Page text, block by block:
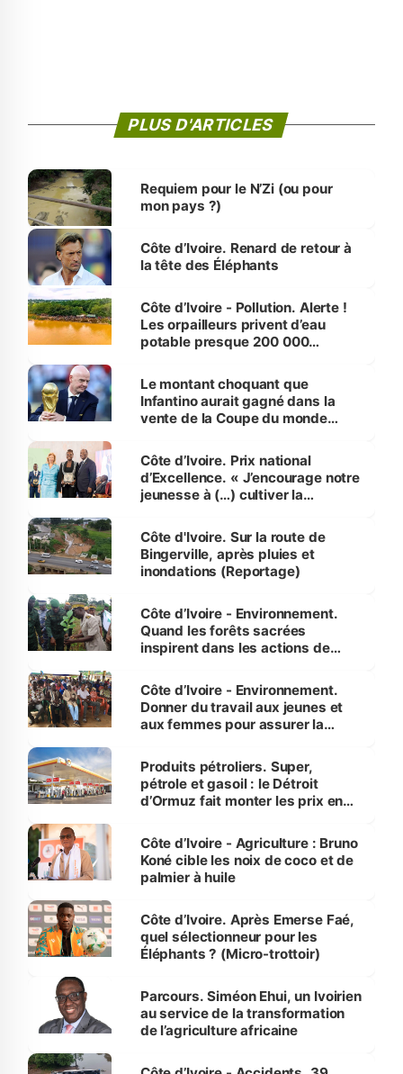
PLUS D'ARTICLES
Requiem pour le N’Zi (ou pour
mon pays ?)
Côte d’Ivoire. Renard de retour à
la tête des Éléphants
Côte d’Ivoire - Pollution. Alerte !
Les orpailleurs privent d’eau
potable presque 200 000
Le montant choquant que
Infantino aurait gagné dans la
vente de la Coupe du monde
Côte d’Ivoire. Prix national
d’Excellence. « J’encourage notre
jeunesse à (…) cultiver la
(Alassane Ouattara
Côte d'Ivoire. Sur la route de
Bingerville, après pluies et
inondations (Reportage)
Côte d’Ivoire - Environnement.
Quand les forêts sacrées
inspirent dans les actions de
Côte d’Ivoire - Environnement.
Donner du travail aux jeunes et
aux femmes pour assurer la
menacées
Produits pétroliers. Super,
pétrole et gasoil : le Détroit
d’Ormuz fait monter les prix en
Côte d’Ivoire - Agriculture : Bruno
Koné cible les noix de coco et de
palmier à huile
Côte d’Ivoire. Après Emerse Faé,
quel sélectionneur pour les
Éléphants ? (Micro-trottoir)
Parcours. Siméon Ehui, un Ivoirien
au service de la transformation
de l’agriculture africaine